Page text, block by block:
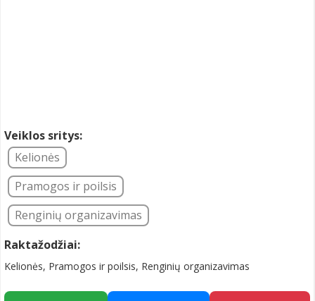
Veiklos sritys:
Kelionės
Pramogos ir poilsis
Renginių organizavimas
Raktažodžiai:
Kelionės, Pramogos ir poilsis, Renginių organizavimas